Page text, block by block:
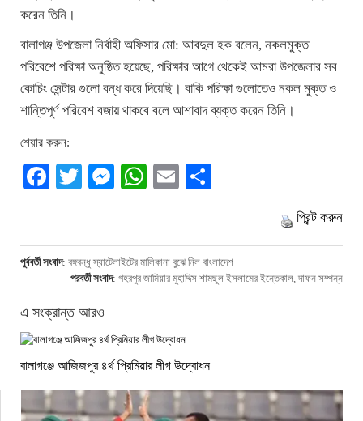
করেন তিনি।
বালাগঞ্জ উপজেলা নির্বাহী অফিসার মো: আবদুল হক বলেন, নকলমুক্ত
পরিবেশে পরিক্ষা অনুষ্ঠিত হয়েছে, পরিক্ষার আগে থেকেই আমরা উপজেলার সব
কোচিং সেন্টার গুলো বন্ধ করে দিয়েছি। বাকি পরিক্ষা গুলোতেও নকল মুক্ত ও
শান্তিপূর্ণ পরিবেশ বজায় থাকবে বলে আশাবাদ ব্যক্ত করেন তিনি।
শেয়ার করুন:
Facebook
TwitterMessenger
WhatsApp
Email
প্রিন্ট করুন
পূর্ববর্তী সংবাদ: বঙ্গবন্ধু স্যাটেলাইটের মালিকানা বুঝে নিল বাংলাদেশ
পরবর্তী সংবাদ: গহরপুর জামিয়ার মুহাদ্দিস শামছুল ইসলামের ইন্তেকাল, দাফন সম্পন্ন
এ সংক্রান্ত আরও
বালাগঞ্জে আজিজপুর ৪র্থ প্রিমিয়ার লীগ উদ্বোধন